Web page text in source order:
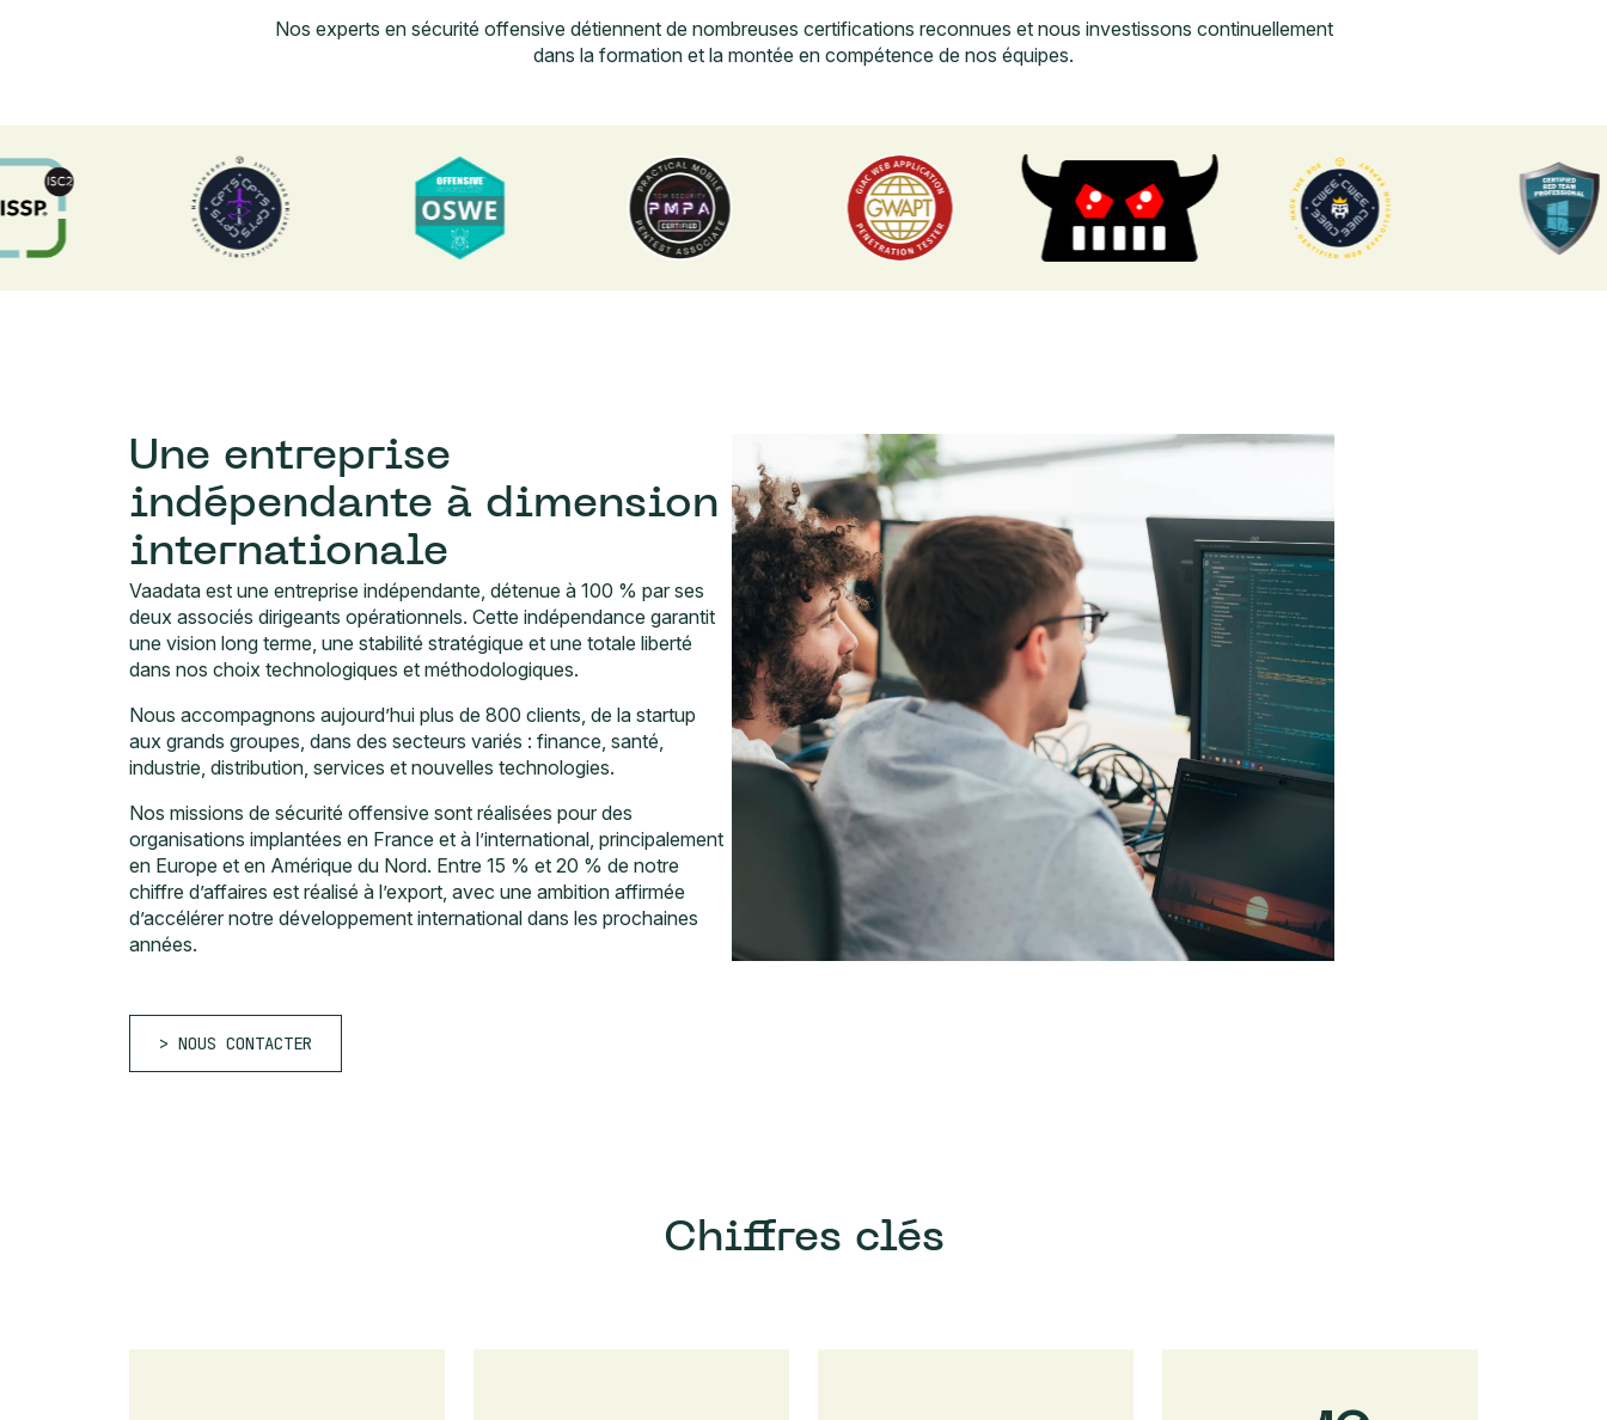
Nos experts en sécurité offensive détiennent de nombreuses certifications reconnues et nous investissons continuellement
dans la formation et la montée en compétence de nos équipes.
Une entreprise
indépendante à dimension
internationale
Vaadata est une entreprise indépendante, détenue à 100 % par ses
deux associés dirigeants opérationnels. Cette indépendance garantit
une vision long terme, une stabilité stratégique et une totale liberté
dans nos choix technologiques et méthodologiques.
Nous accompagnons aujourd’hui plus de 800 clients, de la startup
aux grands groupes, dans des secteurs variés : finance, santé,
industrie, distribution, services et nouvelles technologies.
Nos missions de sécurité offensive sont réalisées pour des
organisations implantées en France et à l’international, principalement
en Europe et en Amérique du Nord. Entre 15 % et 20 % de notre
chiffre d’affaires est réalisé à l’export, avec une ambition affirmée
d’accélérer notre développement international dans les prochaines
années.
NOUS CONTACTER
Chiffres clés